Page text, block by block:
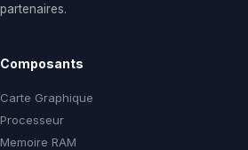
partenaires.
Composants
Carte Graphique
Processeur
Memoire RAM